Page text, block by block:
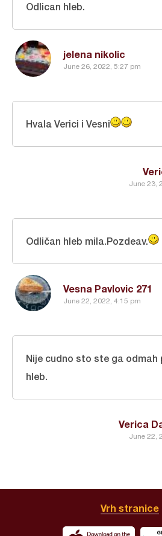
jelena nikolic
June 26, 2022, 5:27 pm
Odlican hleb.
June 23,
Hvala Verici i Vesni
Vesna Pavlovic 271
June 22, 2022, 4:15 pm
Odličan hleb mila.Pozdeav.
Verica
June 22,
Nije cudno sto ste ga odmah
hleb.
Vrh stranice